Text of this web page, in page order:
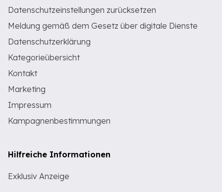
Datenschutzeinstellungen zurücksetzen
Meldung gemäß dem Gesetz über digitale Dienste
Datenschutzerklärung
Kategorieübersicht
Kontakt
Marketing
Impressum
Kampagnenbestimmungen
Hilfreiche Informationen
Exklusiv Anzeige